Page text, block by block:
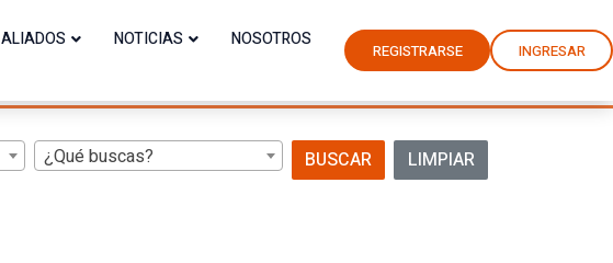
ALIADOS NOTICIAS NOSOTROS REGISTRARSE INGRESAR
¿Qué buscas? BUSCAR LIMPIAR